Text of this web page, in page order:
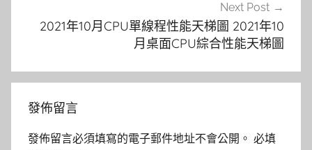
Next Post
2021年10月CPU單線程性能天梯圖 2021年10
月桌面CPU綜合性能天梯圖
發佈留言
發佈留言必須填寫的電子郵件地址不會公開。 必填